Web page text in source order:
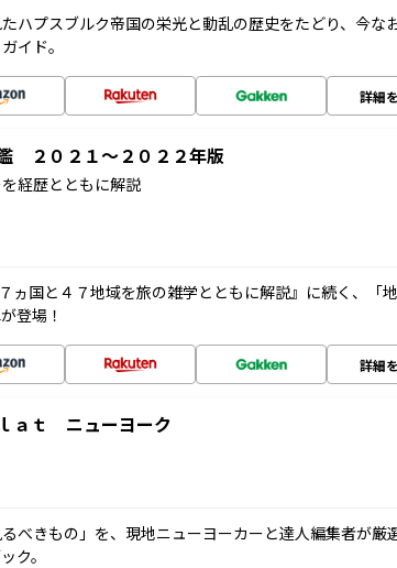
たハプスブルク帝国の栄光と動乱の歴史をたどり、今な
イド。
詳細
２０２１～２０２２年版
経歴とともに解説
ヵ国と４７地域を旅の雑学とともに解説』に続く、「
登場！
詳細
ａｔ ニューヨーク
るべきもの」を、現地ニューヨーカーと達人編集者が厳
ク。